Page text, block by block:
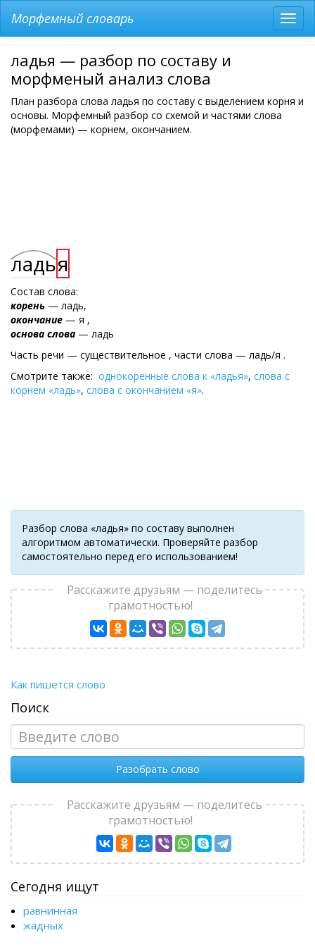
меню
Морфемный словарь
ладья — разбор по составу и
морфменый анализ слова
План разбора слова ладья по составу с выделением корня и
основы. Морфемный разбор со схемой и частями слова
(морфемами) — корнем, окончанием.
ладья
Состав слова:
корень — ладь,
окончание — я ,
основа слова — ладь
Часть речи — существительное , части слова — ладь/я .
Смотрите также: однокоренные слова к «ладья», слова с
корнем «ладь», слова с окончанием «я».
Разбор слова «ладья» по составу выполнен
алгоритмом автоматически. Проверяйте разбор
самостоятельно перед его использованием!
Расскажите друзьям — поделитесь
грамотностью!
Как пишется слово
Поиск
Разобрать слово
Расскажите друзьям — поделитесь
грамотностью!
Сегодня ищут
равнинная
жадных